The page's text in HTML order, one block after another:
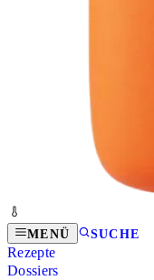
MENÜ SUCHE
Rezepte
Dossiers